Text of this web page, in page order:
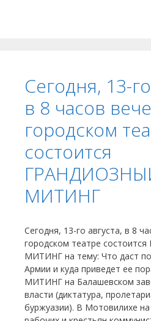
Сегодня, 13-
в 8 часов
городском
состоится
МИТИНГ
Сегодня, 13-го августа, в 8
городском театре
МИТИНГ на тему: Что даст
Армии и куда приведет ее
МИТИНГ на Балашевском
власти (диктатура,
буржуазии). В Мотовилихе